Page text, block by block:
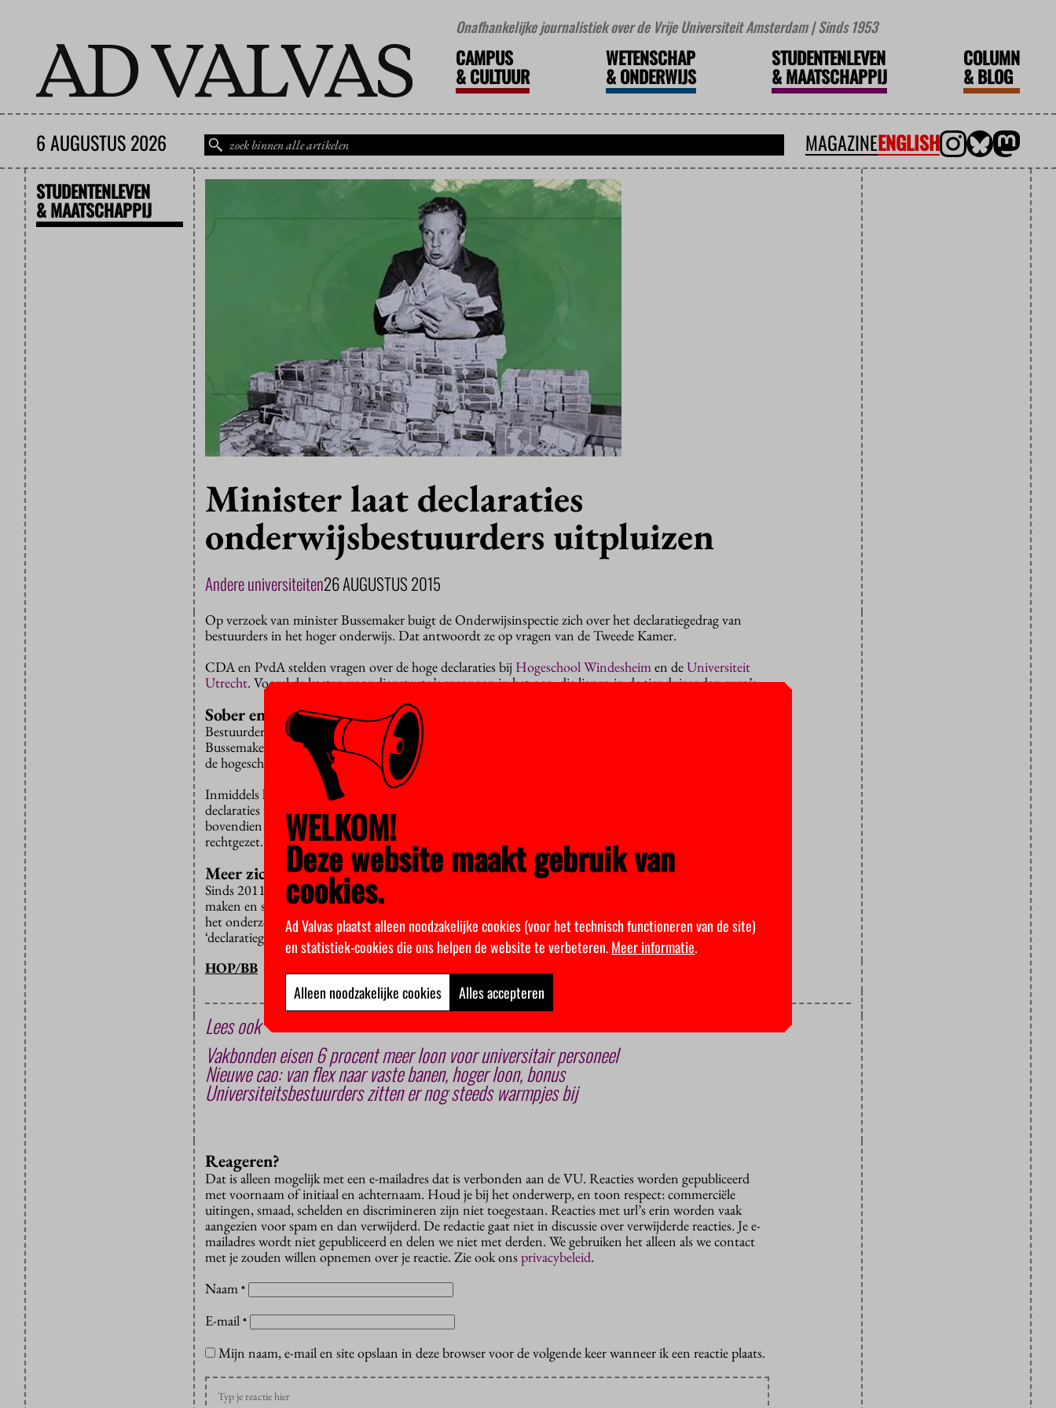
Onafhankelijke journalistiek over de Vrije Universiteit Amsterdam | Sinds 1953
CAMPUS
&CULTUUR
WETENSCHAP
&ONDERWIJS
STUDENTENLEVEN
&MAATSCHAPPIJ
COLUMN
&BLOG
6 AUGUSTUS 2026 MAGAZINEENGLISH
STUDENTENLEVEN
& MAATSCHAPPIJ
Minister laat declaraties
onderwijsbestuurders uitpluizen
Andere universiteiten26 AUGUSTUS 2015
Op verzoek van minister Bussemaker buigt de Onderwijsinspectie zich over het declaratiegedrag van
bestuurders in het hoger onderwijs. Dat antwoordt ze op vragen van de Tweede Kamer.
CDA en PvdA stelden vragen over de hoge declaraties bij Hogeschool Windesheimen deUniversiteit
Utrecht. Vooral de kosten voor dienstauto’s sprongen in het oog: die liepen in de tienduizenden euro’s.
Sober en doelmatig
Bestuurders van universiteiten en hogescholen mogen sommige kosten best declareren, vindt minister
Bussemaker, zolang de uitgaven “sober, doelmatig, eenduidig en transparant zijn”. Daarover wil ze met
de hogescholen en universiteiten in gesprek.
Inmiddels heeft de collegevoorzitter van de Universiteit Utrecht ruim zestien duizend euro aan
declaraties teruggestort die ten onrechte was toegekend, aldus Bussemaker. De voorzitter verdiende
bovendien iets meer dan de salarisnorm voor universiteitsbestuurders en ook dat heeft de universiteit
rechtgezet.
Meer zicht
Sinds 2011 moeten onderwijsinstellingen de declaraties van bestuurders in het jaarverslag openbaar
maken en sinds 2012 moeten de declaraties ook op de website van de onderwijsinstellingen staan. Met
het onderzoek van de Onderwijsinspectie wil minister Bussemaker nog meer zicht krijgen op het
‘declaratiegedrag’ van bestuurders.
HOP/BB
Lees ook
Vakbonden eisen 6 procent meer loon voor universitair personeel
Nieuwe cao: van flex naar vaste banen, hoger loon, bonus
Universiteitsbestuurders zitten er nog steeds warmpjes bij
Reageren?
Dat is alleen mogelijk met een e-mailadres dat is verbonden aan de VU. Reacties worden gepubliceerd
met voornaam of initiaal en achternaam. Houd je bij het onderwerp, en toon respect: commerciële
uitingen, smaad, schelden en discrimineren zijn niet toegestaan. Reacties met url’s erin worden vaak
aangezien voor spam en dan verwijderd. De redactie gaat niet in discussie over verwijderde reacties. Je e-
mailadres wordt niet gepubliceerd en delen we niet met derden. We gebruiken het alleen als we contact
met je zouden willen opnemen over je reactie. Zie ook onsprivacybeleid.
Naam *
E-mail *
Mijn naam, e-mail en site opslaan in deze browser voor de volgende keer wanneer ik een reactie plaats.
WELKOM!
Deze website maakt gebruik van
cookies.
Ad Valvas plaatst alleen noodzakelijke cookies (voor het technisch functioneren van de site)
en statistiek-cookies die ons helpen de website te verbeteren.Meer informatie.
Alleen noodzakelijke cookies Alles accepteren